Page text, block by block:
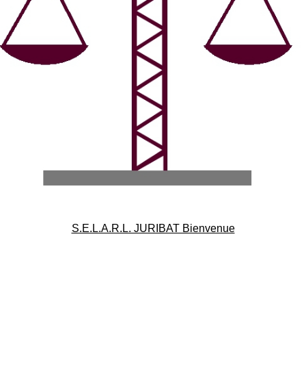
S.E.L.A.R.L. JURIBAT Bienvenue